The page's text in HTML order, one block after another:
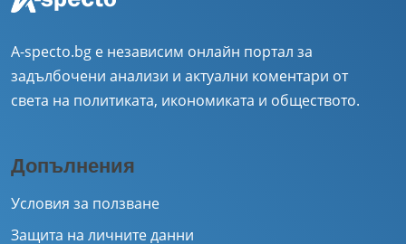
A-specto.bg е независим онлайн портал за
задълбочени анализи и актуални коментари от
света на политиката, икономиката и обществото.
Допълнения
Условия за ползване
Защита на личните данни